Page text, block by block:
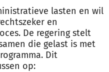
lasten en wil
en
De regering stelt
die gelast is met
Dit
op: